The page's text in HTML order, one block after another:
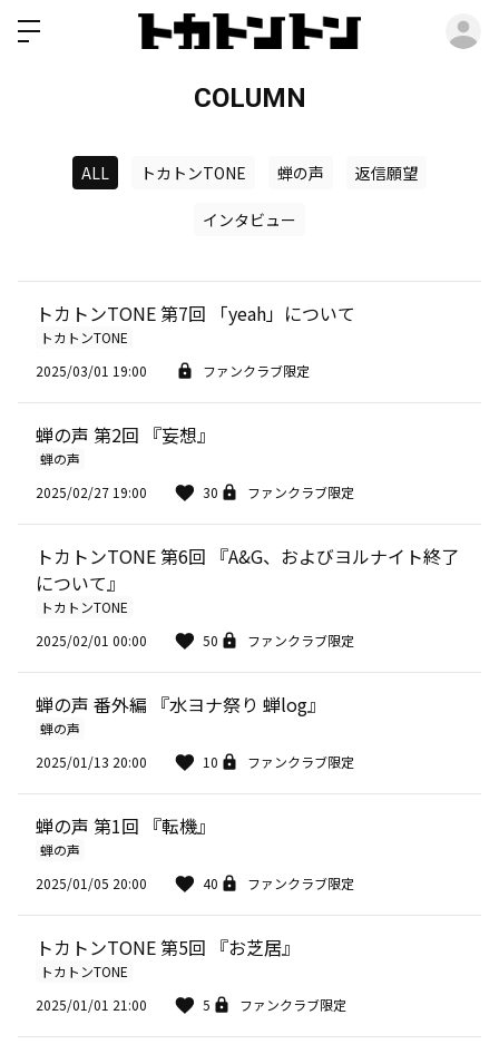
COLUMN
ALL トカトンTONE 蝉の声 返信願望
インタビュー
トカトンTONE 第7回 「yeah」について
トカトンTONE
2025/03/01 19:00
ファンクラブ限定
蝉の声 第2回 『妄想』
蝉の声
2025/02/27 19:00
30 ファンクラブ限定
トカトンTONE 第6回 『A&G、およびヨルナイト終了
について』
トカトンTONE
2025/02/01 00:00
50 ファンクラブ限定
蝉の声 番外編 『水ヨナ祭り 蝉log』
蝉の声
2025/01/13 20:00
10 ファンクラブ限定
蝉の声 第1回 『転機』
蝉の声
2025/01/05 20:00
40 ファンクラブ限定
トカトンTONE 第5回 『お芝居』
トカトンTONE
2025/01/01 21:00
5 ファンクラブ限定